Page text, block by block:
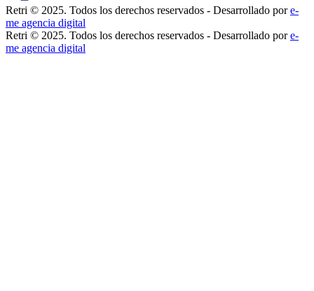
Retri © 2025. Todos los derechos reservados - Desarrollado pore-
me agencia digital
Retri © 2025. Todos los derechos reservados - Desarrollado pore-
me agencia digital